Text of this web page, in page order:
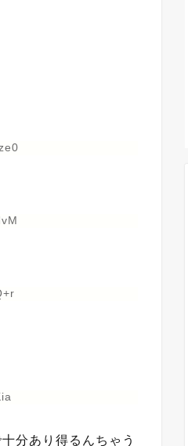
分あり得るんちゃう